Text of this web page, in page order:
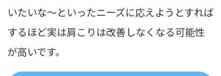
いたいな〜といったニーズに応えようとすれば
するほど実は肩こりは改善しなくなる可能性
が高いです。